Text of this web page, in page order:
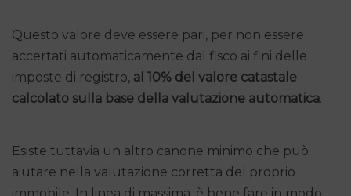
Questo valore deve essere pari, per non essere
accertati automaticamente dal fisco ai fini delle
imposte di registro, al 10% del valore catastale
calcolato sulla base della valutazione automatica.
Esiste tuttavia un altro canone minimo che può
aiutare nella valutazione corretta del proprio